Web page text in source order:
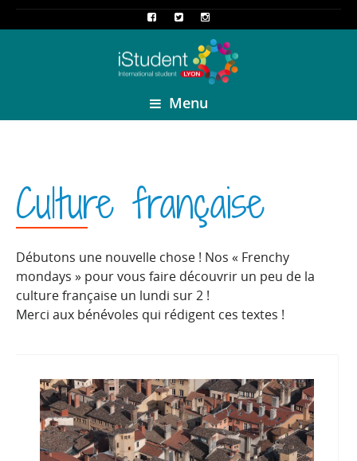
Menu
Culture française
Débutons une nouvelle chose ! Nos « Frenchy
mondays » pour vous faire découvrir un peu de la
culture française un lundi sur 2 !
Merci aux bénévoles qui rédigent ces textes !